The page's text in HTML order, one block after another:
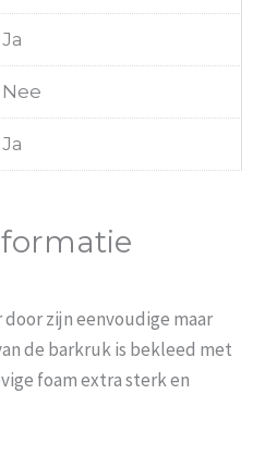
Ja
Nee
Ja
zijn eenvoudige maar
de barkruk is bekleed met
foam extra sterk en